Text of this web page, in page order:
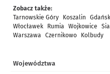
Zobacz także:
Tarnowskie Góry
Koszalin Gdańsk
Włocławek
Rumia Wojkowice
Warszawa
Czernikowo Kolbudy
Województwa